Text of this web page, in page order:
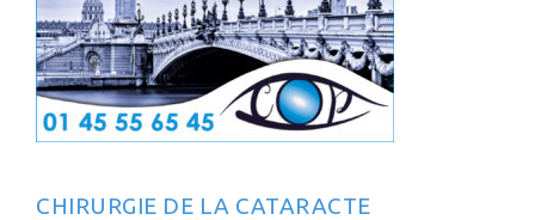
CHIRURGIE DE LA CATARACTE